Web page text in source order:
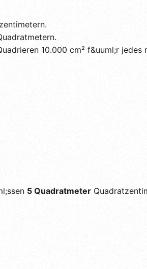
10.000 cm² f&uuml;r jedes
5 Quadratmeter